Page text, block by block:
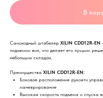
В
Самоходный штабелер XILIN CDD12R-EN
подъемом вил, что делает его лучшим
небольших складах.
Преимущества XILIN CDD12R-EN:
Боковое расположение рукояти
маневрирование
Высокая скорость подъема и спуска